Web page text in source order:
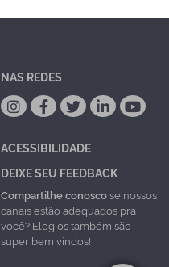
NAS REDES
ACESSIBILIDADE
DEIXE SEU FEEDBACK
Compartilhe conoscose nossos
canais estão adequados pra
você? Elogios também são
super bem vindos!